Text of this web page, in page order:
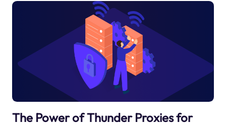
The Power of Thunder Proxies for